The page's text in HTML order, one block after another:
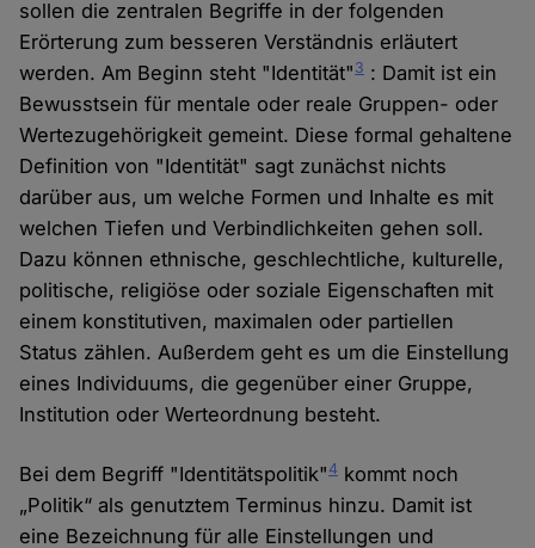
sollen die zentralen Begriffe in der folgenden
Erörterung zum besseren Verständnis erläutert
werden. Am Beginn steht "Identität"3 : Damit ist ein
Bewusstsein für mentale oder reale Gruppen- oder
Wertezugehörigkeit gemeint. Diese formal gehaltene
Definition von "Identität" sagt zunächst nichts
darüber aus, um welche Formen und Inhalte es mit
welchen Tiefen und Verbindlichkeiten gehen soll.
Dazu können ethnische, geschlechtliche, kulturelle,
politische, religiöse oder soziale Eigenschaften mit
einem konstitutiven, maximalen oder partiellen
Status zählen. Außerdem geht es um die Einstellung
eines Individuums, die gegenüber einer Gruppe,
Institution oder Werteordnung besteht.
Bei dem Begriff "Identitätspolitik"4 kommt noch
„Politik“ als genutztem Terminus hinzu. Damit ist
eine Bezeichnung für alle Einstellungen und